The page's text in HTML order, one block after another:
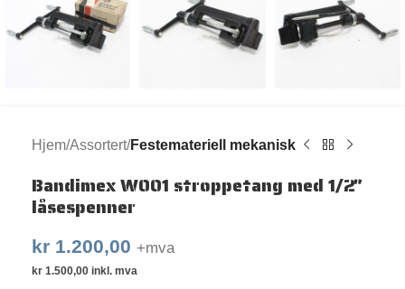
Hjem Assortert Festemateriell mekanisk
Bandimex W001 stroppetang med 1/2″
låsespenner
kr 1.200,00 +mva
kr 1.500,00 inkl. mva